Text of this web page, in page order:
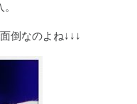
倒なのよね↓↓↓